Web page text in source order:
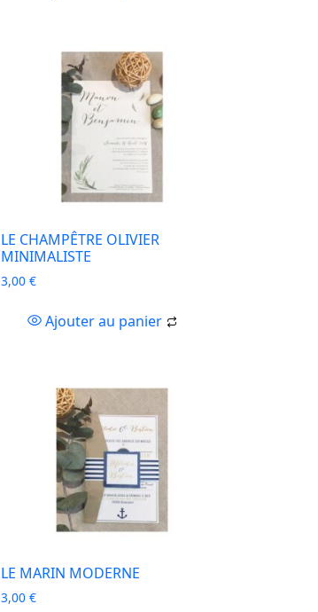
LE CHAMPÊTRE OLIVIER
MINIMALISTE
3,00€
Ajouter au panier
LE MARIN MODERNE
3,00€